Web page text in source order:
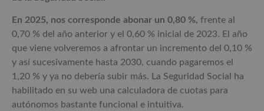
En 2025, nos corresponde abonar un 0,80 %, frente al
0,70 % del año anterior y el 0,60 % inicial de 2023. El año
que viene volveremos a afrontar un incremento del 0,10 %
y así sucesivamente hasta 2030, cuando pagaremos el
1,20 % y ya no debería subir más. La Seguridad Social ha
habilitado en su web una calculadora de cuotas para
autónomos bastante funcional e intuitiva.